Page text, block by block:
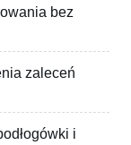
bez
zaleceń
i